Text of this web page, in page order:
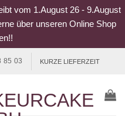
vom 1.August 26 - 9.August
über unseren Online Shop
85 03 KURZE LIEFERZEIT